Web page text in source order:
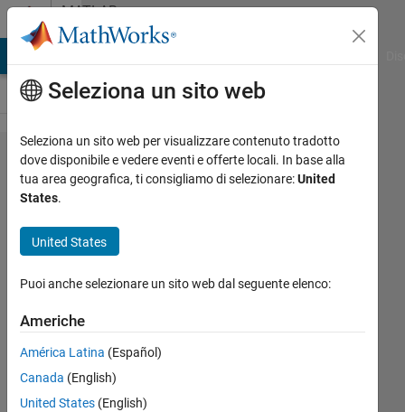
Vai al contenutoMATLAB
Answers
Format
longeng
rounding
Trig
6 Set
2013
1
Seleziona un sito web
Seleziona un sito web per visualizzare contenuto tradotto
dove disponibile e vedere eventi e offerte locali. In base alla
tua area geografica, ti consigliamo di selezionare:United
States.
United States
Puoi anche selezionare un sito web dal seguente elenco:
Americhe
América Latina (Español)
Canada (English)
United States (English)